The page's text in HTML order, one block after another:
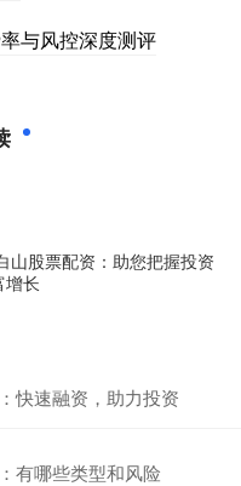
与风控深度测评
山股票配资：助您把握投资
增长
快速融资，助力投资
有哪些类型和风险